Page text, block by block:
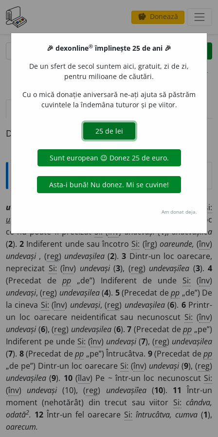
savings Donează
clear
opțiuni
definiții (1) pronunțievolume_up (50)
Definiția cu ID-ul 1214400:
Explicative DEX
undev
A și:
uneva)
Într-un loc
ce nu poate fi precizatSi:(înv)undevași(1),undevașilea
(2).2 Indiferent unde sau încotro Si: (îrg) oareunde, (înv)
undevași , (reg) undevașilea(2).3 Dintr-un loc oarecare,
neprecizat Si: (înv) undevași(3), (reg) undevașiîea (3). 4
(Precedat de pp „de”) Indiferent de unde Si: (înv)
undevași, (reg) undevașilea(4). 5(Precedat depp „de”) De
la cineva Si: (înv) undevași, (reg) undevașilea(6). 6Printr-
un loc oarecare neidentificat sau necunoscut Si: (înv)
undevași (6), (reg) undevașilea (6).7 (Precedat depp „pe”)
Indiferent pe unde Si: (înv) undevași (7), (reg) undevașilea
(7). 8(Precedat de pp „pe”) Întrucâtva. 9(Precedat de pp
„de pe”) Dintr-un loc oarecare Si: (înv) undevași (9), (reg)
undevașilea (9). 10(îlav) Pe ~ într-un loc necunoscut Si:
(înv) undevași (10), (reg) undevașiîea(10). 11 Într-un
moment (nehotărât) din trecut sau viitor Si: cândva,
odată2. 12 Într-un fel oarecare Si: întrucâtva, cumva (1),
oarecum.
🎉 dexonline® împlinește 25 de ani 🎉
De un sfert de secol suntem aici, gratuit, zi de zi,
pentru milioane de căutări.
Cu o mică donație aniversară ne-ați ajuta să păstrăm
cuvintele la îndemâna tuturor și pe viitor.
Am donat deja.